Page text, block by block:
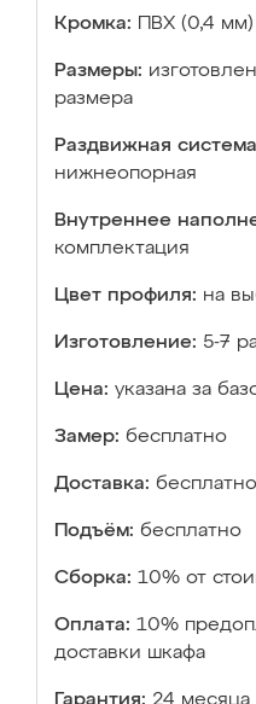
Кромка: ПВХ (0,4 мм)
Размеры:
размера
Раздвижная
нижнеопорная
Внутреннее
комплектация
Цвет профиля: на
Изготовление: 5-7
Цена: указана за
Замер: бесплатно
Доставка: бесплатно
Подъём: бесплатно
Сборка: 10% от
Оплата: 10%
доставки шкафа